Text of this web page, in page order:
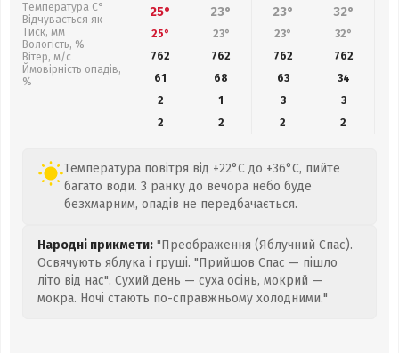
Температура С°
Відчувається як
Тиск, мм
Вологість, %
Вітер, м/с
Ймовірність опадів,
%
25° 23° 23° 32°
25° 23° 23° 32°
762
762 762 762
61
68 63 34
2
1 3
3
2
2 2 2
Температура повітря від +22°C до +36°C, пийте
багато води. З ранку до вечора небо буде
безхмарним, опадів не передбачається.
Народні прикмети: "Преображення (Яблучний Спас).
Освячують яблука і груші. "Прийшов Спас — пішло
літо від нас". Сухий день — суха осінь, мокрий —
мокра. Ночі стають по-справжньому холодними."